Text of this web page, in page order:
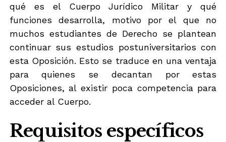
qué es el Cuerpo Jurídico Militar y qué
funciones desarrolla, motivo por el que no
muchos estudiantes de Derecho se plantean
continuar sus estudios postuniversitarios con
esta Oposición. Esto se traduce en una ventaja
para quienes se decantan por estas
Oposiciones, al existir poca competencia para
acceder al Cuerpo.
Requisitos específicos